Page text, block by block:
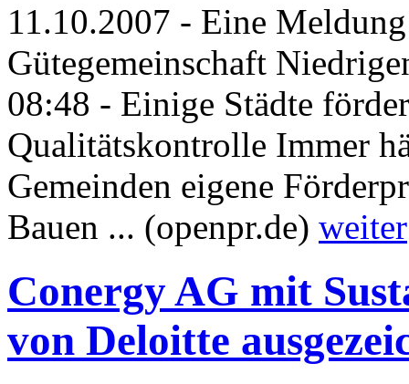
11.10.2007 - Eine
Gütegemeinschaft
08:48 - Einige Städte
Qualitätskontrolle Immer
Gemeinden eigene
Bauen ... (openpr.de) weiter
Conergy AG mit
von Deloitte